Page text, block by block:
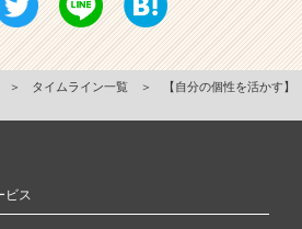
＞ タイムライン一覧 ＞
【自分の個性を活かす】
ビス